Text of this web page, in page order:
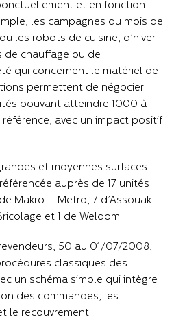
et en fonction
les campagnes du mois de
les robots de cuisine, d’hiver
de chauffage ou de
qui concernent le matériel de
permettent de négocier
pouvant atteindre 1000 à
référence, avec un impact positif
et moyennes surfaces
auprès de 17 unités
Makro – Metro, 7 d’Assouak
et 1 de Weldom.
50 au 01/07/2008,
classiques des
un schéma simple qui intègre
des commandes, les
le recouvrement.